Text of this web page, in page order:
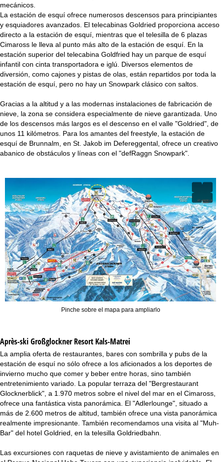
mecánicos.
La estación de esquí ofrece numerosos descensos para principiantes
y esquiadores avanzados. El telecabinas Goldried proporciona acceso
directo a la estación de esquí, mientras que el telesilla de 6 plazas
Cimaross le lleva al punto más alto de la estación de esquí. En la
estación superior del telecabina Goldfried hay un parque de esquí
infantil con cinta transportadora e iglú. Diversos elementos de
diversión, como cajones y pistas de olas, están repartidos por toda la
estación de esquí, pero no hay un Snowpark clásico con saltos.
Gracias a la altitud y a las modernas instalaciones de fabricación de
nieve, la zona se considera especialmente de nieve garantizada. Uno
de los descensos más largos es el descenso en el valle "Goldried", de
unos 11 kilómetros. Para los amantes del freestyle, la estación de
esquí de Brunnalm, en St. Jakob im Defereggental, ofrece un creativo
abanico de obstáculos y líneas con el "defRaggn Snowpark".
Pinche sobre el mapa para ampliarlo
Après-ski Großglockner Resort Kals-Matrei
La amplia oferta de restaurantes, bares con sombrilla y pubs de la
estación de esquí no sólo ofrece a los aficionados a los deportes de
invierno mucho que comer y beber entre horas, sino también
entretenimiento variado. La popular terraza del "Bergrestaurant
Glocknerblick", a 1.970 metros sobre el nivel del mar en el Cimaross,
ofrece una fantástica vista panorámica. El "Adlerlounge", situado a
más de 2.600 metros de altitud, también ofrece una vista panorámica
realmente impresionante. También recomendamos una visita al "Muh-
Bar" del hotel Goldried, en la telesilla Goldriedbahn.
Las excursiones con raquetas de nieve y avistamiento de animales en